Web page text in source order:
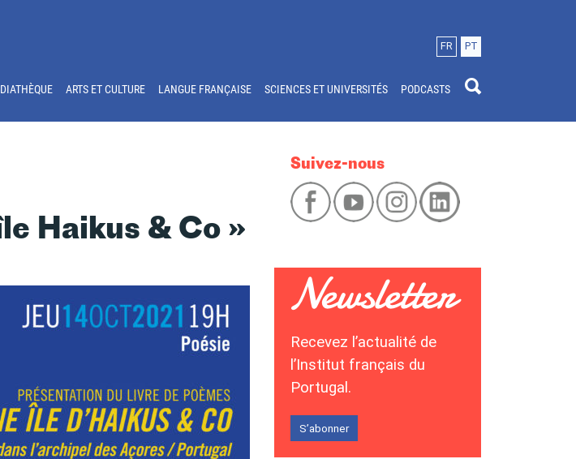
FR PT
ARTS ET CULTURE LANGUE FRANÇAISE SCIENCES ET UNIVERSITÉS PODCASTS
Haikus & Co »
Suivez-nous
Recevez l’actualité de
l’Institut français du
Portugal.
S’abonner